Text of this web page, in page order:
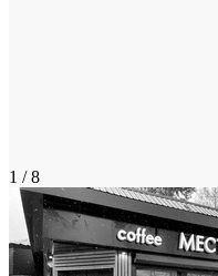
1 / 8